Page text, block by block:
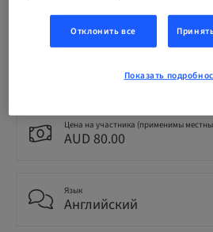
31. авг. 2026 (UTC+12)
Цена на участника (применимы
AUD 80.00
Язык
Английский
Отклонить все
Показать